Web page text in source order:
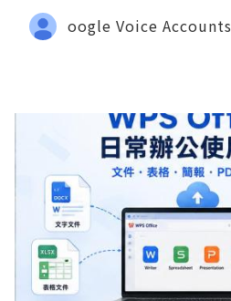
oogle Voice Accounts